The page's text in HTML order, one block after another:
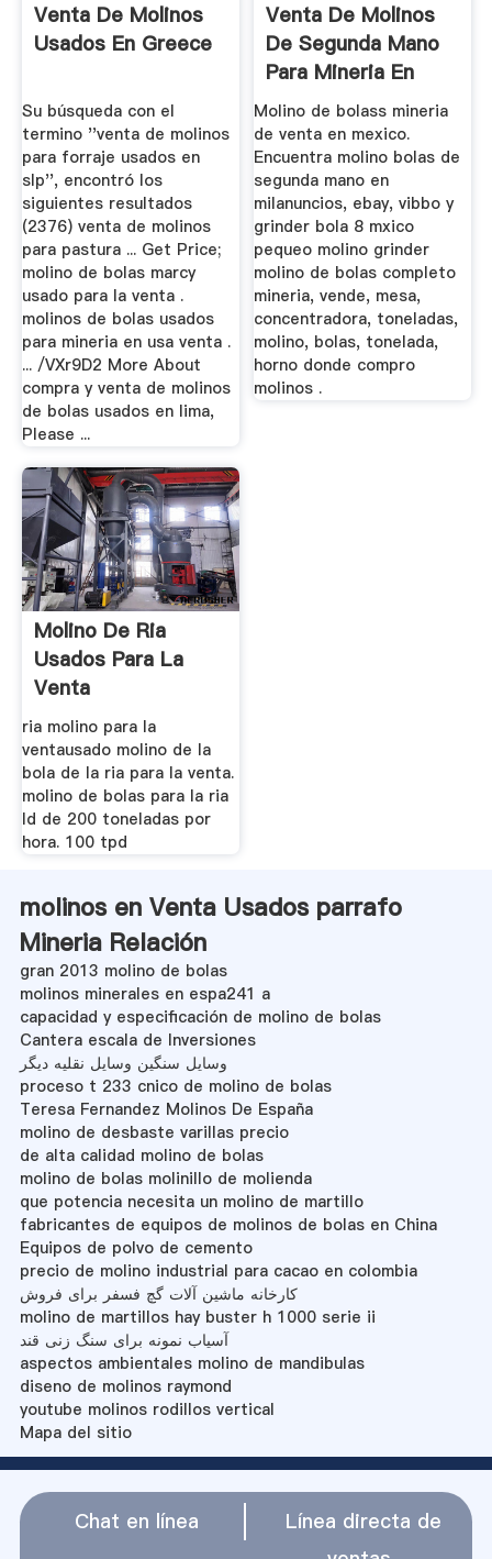
Venta De Molinos
Usados En Greece
Su búsqueda con el
termino ''venta de molinos
para forraje usados en
slp'', encontró los
siguientes resultados
(2376) venta de molinos
para pastura ... Get Price;
molino de bolas marcy
usado para la venta .
molinos de bolas usados
para mineria en usa venta .
... /VXr9D2 More About
compra y venta de molinos
de bolas usados en lima,
Please ...
Venta De Molinos
De Segunda Mano
Para Mineria En
Mexico
Molino de bolass mineria
de venta en mexico.
Encuentra molino bolas de
segunda mano en
milanuncios, ebay, vibbo y
grinder bola 8 mxico
pequeo molino grinder
molino de bolas completo
mineria, vende, mesa,
concentradora, toneladas,
molino, bolas, tonelada,
horno donde compro
molinos .
Molino De Ria
Usados Para La
Venta
ria molino para la
ventausado molino de la
bola de la ria para la venta.
molino de bolas para la ria
ld de 200 toneladas por
hora. 100 tpd
molinos en Venta Usados parrafo
Mineria Relación
gran 2013 molino de bolas
molinos minerales en espa241 a
capacidad y especificación de molino de bolas
Cantera escala de Inversiones
وسایل سنگین وسایل نقلیه دیگر
proceso t 233 cnico de molino de bolas
Teresa Fernandez Molinos De España
molino de desbaste varillas precio
de alta calidad molino de bolas
molino de bolas molinillo de molienda
que potencia necesita un molino de martillo
fabricantes de equipos de molinos de bolas en China
Equipos de polvo de cemento
precio de molino industrial para cacao en colombia
کارخانه ماشین آلات گچ فسفر برای فروش
molino de martillos hay buster h 1000 serie ii
آسیاب نمونه برای سنگ زنی قند
aspectos ambientales molino de mandibulas
diseno de molinos raymond
youtube molinos rodillos vertical
Mapa del sitio
Chat en línea
Línea directa de